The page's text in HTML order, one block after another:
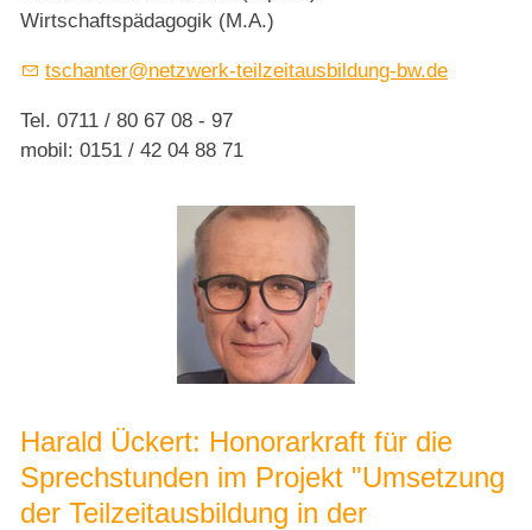
Wirtschaftspädagogik (M.A.)
tschanter@netzwerk-teilzeitausbildung-bw.de
Tel. 0711 / 80 67 08 - 97
mobil: 0151 / 42 04 88 71
Harald Ückert: Honorarkraft für die
Sprechstunden im Projekt "Umsetzung
der Teilzeitausbildung in der